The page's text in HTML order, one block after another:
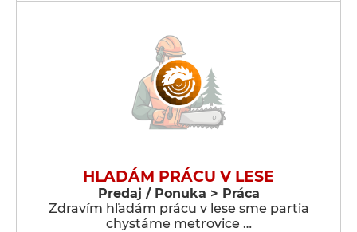
HLADÁM PRÁCU V LESE
Predaj / Ponuka > Práca
Zdravím hľadám prácu v lese sme partia
chystáme metrovice …